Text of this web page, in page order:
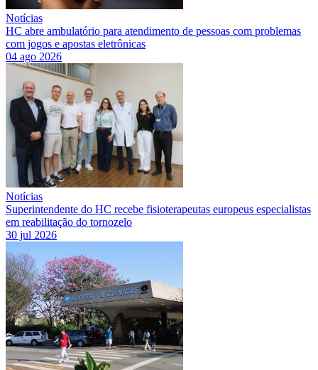
Notícias
HC abre ambulatório para atendimento de pessoas com problemas
com jogos e apostas eletrônicas
04 ago 2026
Notícias
Superintendente do HC recebe fisioterapeutas europeus especialistas
em reabilitação do tornozelo
30 jul 2026